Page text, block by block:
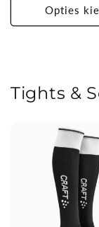
Opties
Tights &